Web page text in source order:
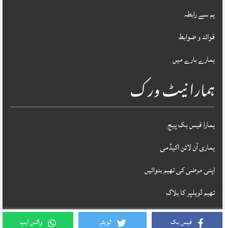
فیس بک ٹویٹر واٹس ایپ
ہم سے رابطہ
قوائد و ضوابط
ہمارے بارے میں
ہمارا نیٹ ورک
ہمارا فیس بک پیج
ہماری آن لائن اکیڈمی
اپنی مرضی کی تھیم بنوائیں
تھیم ڈویلپر کا بلاگ
Theme Designed & Developed By STYLOTHEMES